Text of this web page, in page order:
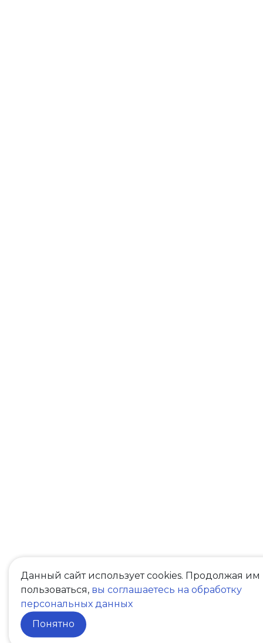
Данный сайт использует cookies. Продолжая им
пользоваться, вы соглашаетесь на обработку
персональных данных
Понятно